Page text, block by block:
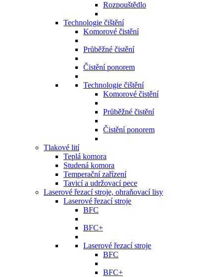
Rozpouštědlo
Technologie čištění
Komorové čistění
Průběžné čistění
Čistění ponorem
Technologie čištění
Komorové čistění
Průběžné čistění
Čistění ponorem
Tlakové lití
Teplá komora
Studená komora
Temperační zařízení
Tavicí a udržovací pece
Laserové řezací stroje, ohraňovací lisy
Laserové řezací stroje
BFC
BFC+
Laserové řezací stroje
BFC
BFC+